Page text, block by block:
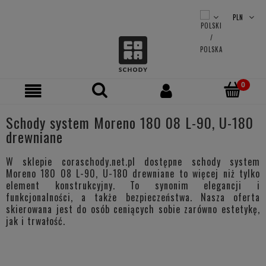
Schody system Moreno 180 08 L-90, U-180
drewniane
W sklepie coraschody.net.pl dostępne schody system
Moreno 180 08 L-90, U-180 drewniane to więcej niż tylko
element konstrukcyjny. To synonim elegancji i
funkcjonalności, a także bezpieczeństwa. Nasza oferta
skierowana jest do osób ceniących sobie zarówno estetykę,
jak i trwałość.